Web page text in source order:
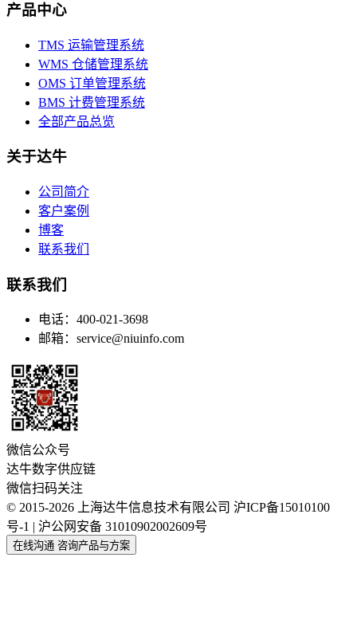
产品中心
TMS 运输管理系统
WMS 仓储管理系统
OMS 订单管理系统
BMS 计费管理系统
全部产品总览
关于达牛
公司简介
客户案例
博客
联系我们
联系我们
电话：400-021-3698
邮箱：service@niuinfo.com
微信公众号
达牛数字供应链
微信扫码关注
© 2015-2026 上海达牛信息技术有限公司 沪ICP备15010100
号-1 | 沪公网安备 31010902002609号
在线沟通 咨询产品与方案